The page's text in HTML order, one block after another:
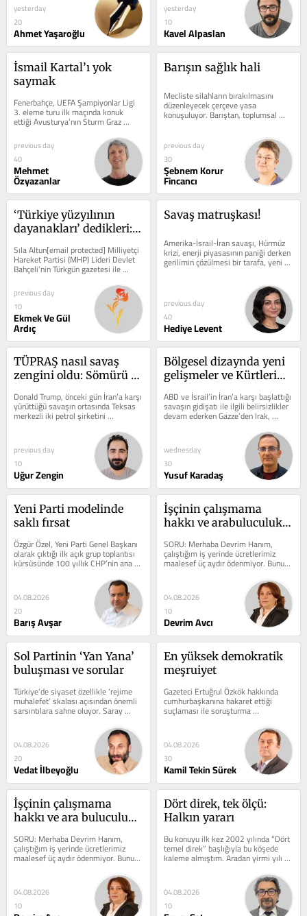
yesterday
20
Ahmet Yaşaroğlu
yesterday
10
Kavel Alpaslan
İsmail Kartal’ı yok
saymak
Fenerbahçe, UEFA Şampiyonlar Ligi
3. eleme turu ilk maçında konuk
ettiği Avusturya’nın Sturm Graz
ekibini 2-0 yenerek önemli bir
avantaj elde...
previous day
40
Mehmet
Özyazanlar
Barışın sağlık hali
Mecliste silahların bırakılmasını
düzenleyecek çerçeve yasa
konuşuluyor. Barıştan, toplumsal
bütünleşmeden, ortak bir gelecekten
previous day
30
Şebnem Korur
Fincancı
‘Türkiye yüzyılının
dayanakları’ dedikleri:
Sıla Altun[email protected] Milliyetçi
Hareket Partisi (MHP) Lideri Devlet
Bahçeli’nin Türkgün gazetesi ile
gerçekleştirdiği “Türk ve...
previous day
10
Ekmek Ve Gül
Ardıç
Savaş matruşkası!
Amerika-İsrail-İran savaşı, Hürmüz
krizi, enerji piyasasının paniği derken
gerilimin çözülmesi bir tarafa, yeni
mücadele hatta savaş...
previous day
40
Hediye Levent
TÜPRAŞ nasıl savaş
zengini oldu: Sömürü
oranı yüzde 1060’a çıktı
Donald Trump, önceki gün İran’a karşı
yürüttüğü savaşın ortasında Teksas
merkezli iki petrol şirketini
kastederek herkesin...
previous day
10
Uğur Zengin
Bölgesel dizaynda yeni
gelişmeler ve Kürtlerin
entegrasyon süreci
ABD ve İsrail’in İran’a karşı başlattığı
savaşın gidişatı ile ilgili belirsizlikler
devam ederken Gazze’den Irak,
wednesday
30
Yusuf Karadaş
Yeni Parti modelinde
saklı fırsat
Özgür Özel, Yeni Parti Genel Başkanı
olarak çıktığı ilk açık grup toplantısı
kürsüsünde 100 yıllık CHP’nin ana
gövdesini alarak...
04.08.2026
20
Barış Avşar
İşçinin çalışmama
hakkı ve arabuluculuk
SORU: Merhaba Devrim Hanım,
çalıştığım iş yerinde ücretlerimiz
maalesef üç aydır ödenmiyor. Bunun
üzerine biz de toplu olarak...
04.08.2026
10
Devrim Avcı
Sol Partinin ‘Yan Yana’
buluşması ve sorular
Türkiye’de siyaset özellikle ‘rejime
muhalefet’ skalası açısından önemli
sarsıntılara sahne oluyor. Saray
rejiminin devlet gücüyle...
04.08.2026
20
Vedat İlbeyoğlu
En yüksek demokratik
meşruiyet
Gazeteci Ertuğrul Özkök hakkında
cumhurbaşkanına hakaret ettiği
suçlaması ile soruşturma
başlatılmış. Yine cumhurbaşkanına
04.08.2026
30
Kamil Tekin Sürek
İşçinin çalışmama
hakkı ve ara buluculuk
SORU: Merhaba Devrim Hanım,
çalıştığım iş yerinde ücretlerimiz
maalesef üç aydır ödenmiyor. Bunun
üzerine biz de toplu olarak...
04.08.2026
10
Dört direk, tek ölçü:
Halkın yararı
Bu konuyu ilk kez 2002 yılında “Dört
temel direk” başlığıyla bu köşede
kaleme almıştım. Aradan yirmi yılı
aşkın bir süre geçti....
04.08.2026
10